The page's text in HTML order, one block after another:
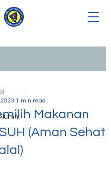
Makanan
(Aman Sehat
1 min read